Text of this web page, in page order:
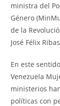
ministra del
Género
de la
José Félix
En este
Venezuela
ministerios
políticas con